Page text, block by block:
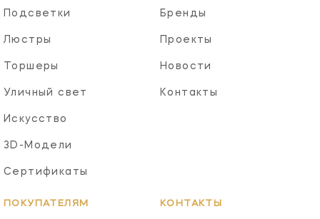
Подсветки
Люстры
Торшеры
Уличный свет
Искусство
3D-Модели
Сертификаты
Бренды
Проекты
Новости
Контакты
ПОКУПАТЕЛЯМ КОНТАКТЫ